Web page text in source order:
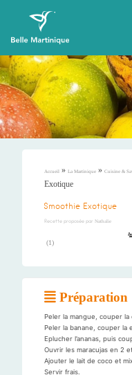
Accueil » La Martinique » Cuisine &
Exotique
Smoothie Exotique
Recette proposée par Nathalie
(1)
Préparation
Peler la mangue, couper
Peler la banane, couper la
Eplucher l’ananas, puis
Ouvrir les maracujas en 2
Ajouter le lait de coco et
Servir frais.